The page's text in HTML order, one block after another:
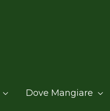
Dove Mangiare